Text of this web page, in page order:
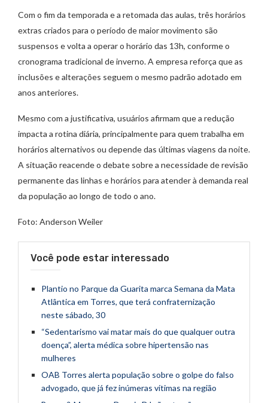
Com o fim da temporada e a retomada das aulas, três horários
extras criados para o período de maior movimento são
suspensos e volta a operar o horário das 13h, conforme o
cronograma tradicional de inverno. A empresa reforça que as
inclusões e alterações seguem o mesmo padrão adotado em
anos anteriores.
Mesmo com a justificativa, usuários afirmam que a redução
impacta a rotina diária, principalmente para quem trabalha em
horários alternativos ou depende das últimas viagens da noite.
A situação reacende o debate sobre a necessidade de revisão
permanente das linhas e horários para atender à demanda real
da população ao longo de todo o ano.
Foto: Anderson Weiler
Você pode estar interessado
Plantio no Parque da Guarita marca Semana da Mata
Atlântica em Torres, que terá confraternização
neste sábado, 30
“Sedentarismo vai matar mais do que qualquer outra
doença”, alerta médica sobre hipertensão nas
mulheres
OAB Torres alerta população sobre o golpe do falso
advogado, que já fez inúmeras vítimas na região